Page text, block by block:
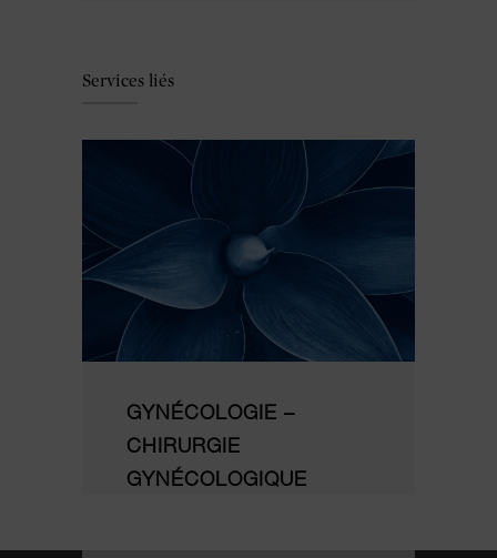
Services liés
GYNÉCOLOGIE –
CHIRURGIE
GYNÉCOLOGIQUE